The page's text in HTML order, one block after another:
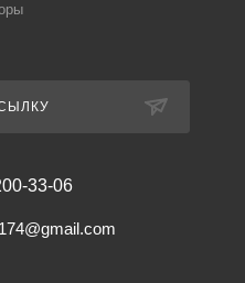
33-06